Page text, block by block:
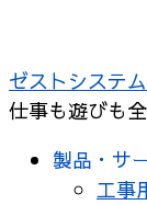
テ
ン
ゼストシステム
仕事も遊びも
製品・サ
工事